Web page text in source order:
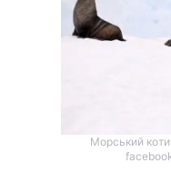
Морський